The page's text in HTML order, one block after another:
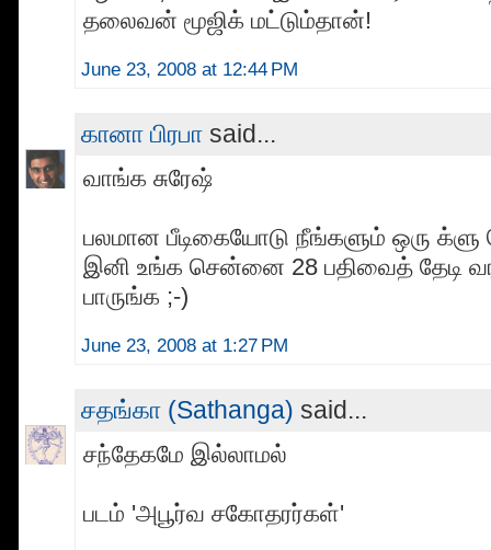
தலைவன் மூஜிக் மட்டும்தான்!
June 23, 2008 at 12:44 PM
கானா பிரபா said...
வாங்க சுரேஷ்
பலமான பீடிகையோடு நீங்களும் ஒரு
இனி உங்க சென்னை 28 பதிவைத் தேடி
பாருங்க ;-)
June 23, 2008 at 1:27 PM
சதங்கா (Sathanga) said...
சந்தேகமே இல்லாமல்
படம் 'அபூர்வ சகோதரர்கள்'